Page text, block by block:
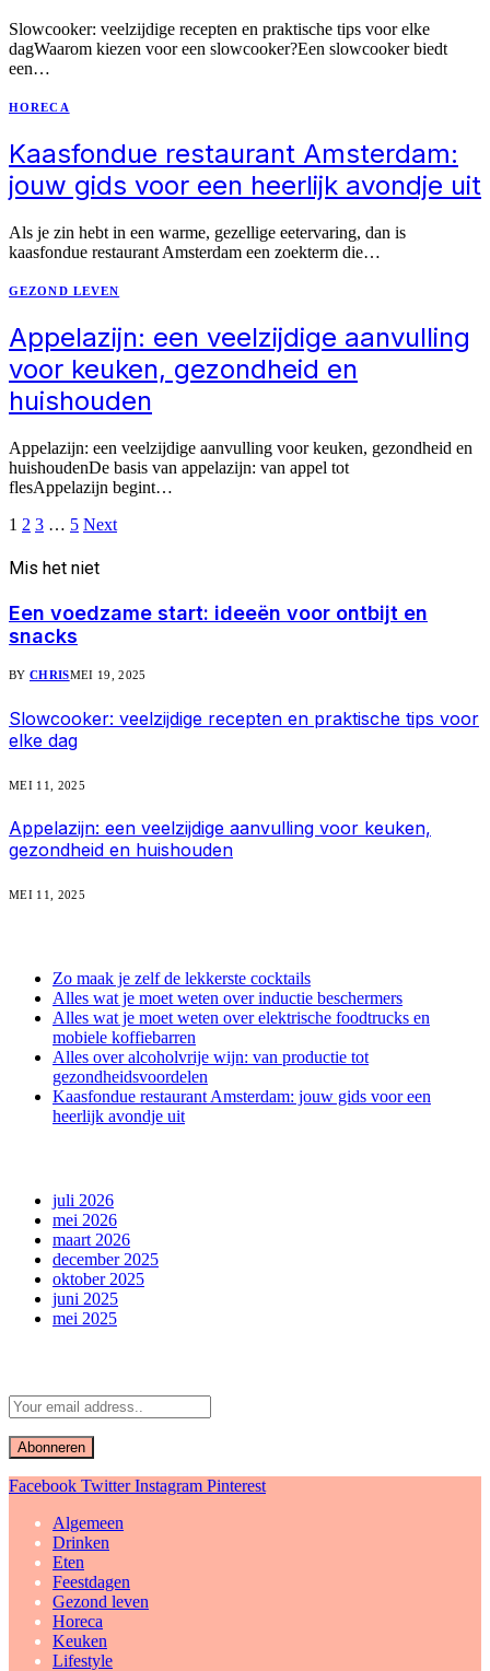
Slowcooker: veelzijdige recepten en praktische tips voor elke
dagWaarom kiezen voor een slowcooker?Een slowcooker biedt
een…
HORECA
Kaasfondue restaurant Amsterdam:
jouw gids voor een heerlijk avondje uit
Als je zin hebt in een warme, gezellige eetervaring, dan is
kaasfondue restaurant Amsterdam een zoekterm die…
GEZOND LEVEN
Appelazijn: een veelzijdige aanvulling
voor keuken, gezondheid en
huishouden
Appelazijn: een veelzijdige aanvulling voor keuken, gezondheid en
huishoudenDe basis van appelazijn: van appel tot
flesAppelazijn begint…
1 2 3 … 5 Next
Mis het niet
Een voedzame start: ideeën voor ontbijt en
snacks
BY CHRISMEI 19, 2025
Slowcooker: veelzijdige recepten en praktische tips voor
elke dag
MEI 11, 2025
Appelazijn: een veelzijdige aanvulling voor keuken,
gezondheid en huishouden
MEI 11, 2025
Zo maak je zelf de lekkerste cocktails
Alles wat je moet weten over inductie beschermers
Alles wat je moet weten over elektrische foodtrucks en
mobiele koffiebarren
Alles over alcoholvrije wijn: van productie tot
gezondheidsvoordelen
Kaasfondue restaurant Amsterdam: jouw gids voor een
heerlijk avondje uit
juli 2026
mei 2026
maart 2026
december 2025
oktober 2025
juni 2025
mei 2025
Facebook Twitter Instagram Pinterest
Algemeen
Drinken
Eten
Feestdagen
Gezond leven
Horeca
Keuken
Lifestyle